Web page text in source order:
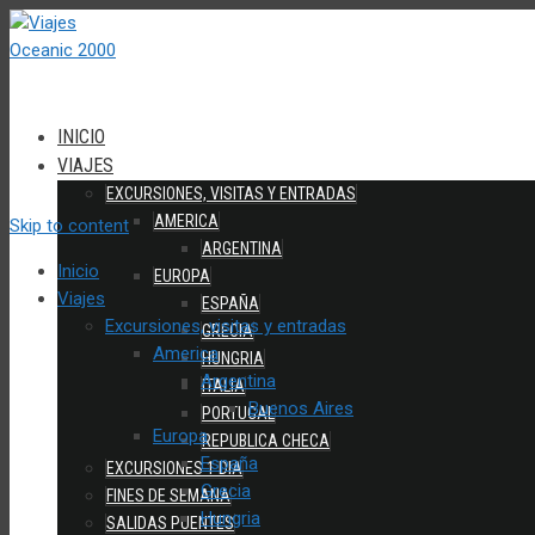
INICIO
VIAJES
EXCURSIONES, VISITAS Y ENTRADAS
AMERICA
ARGENTINA
EUROPA
ESPAÑA
GRECIA
HUNGRIA
ITALIA
PORTUGAL
REPUBLICA CHECA
EXCURSIONES 1 DIA
FINES DE SEMANA
SALIDAS PUENTES
Skip to content
Inicio
Viajes
Excursiones, visitas y entradas
America
Argentina
Buenos Aires
Europa
España
Grecia
Hungria